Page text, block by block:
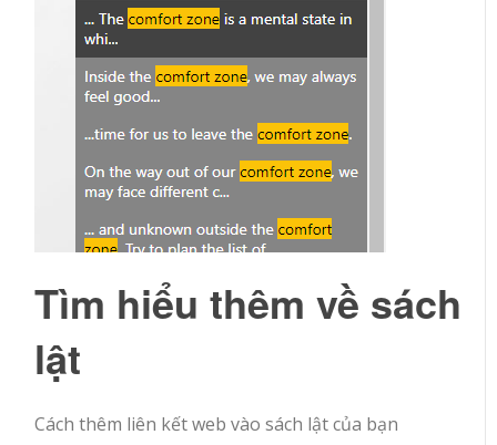
Tìm hiểu thêm về sách
lật
Cách thêm liên kết web vào sách lật của bạn